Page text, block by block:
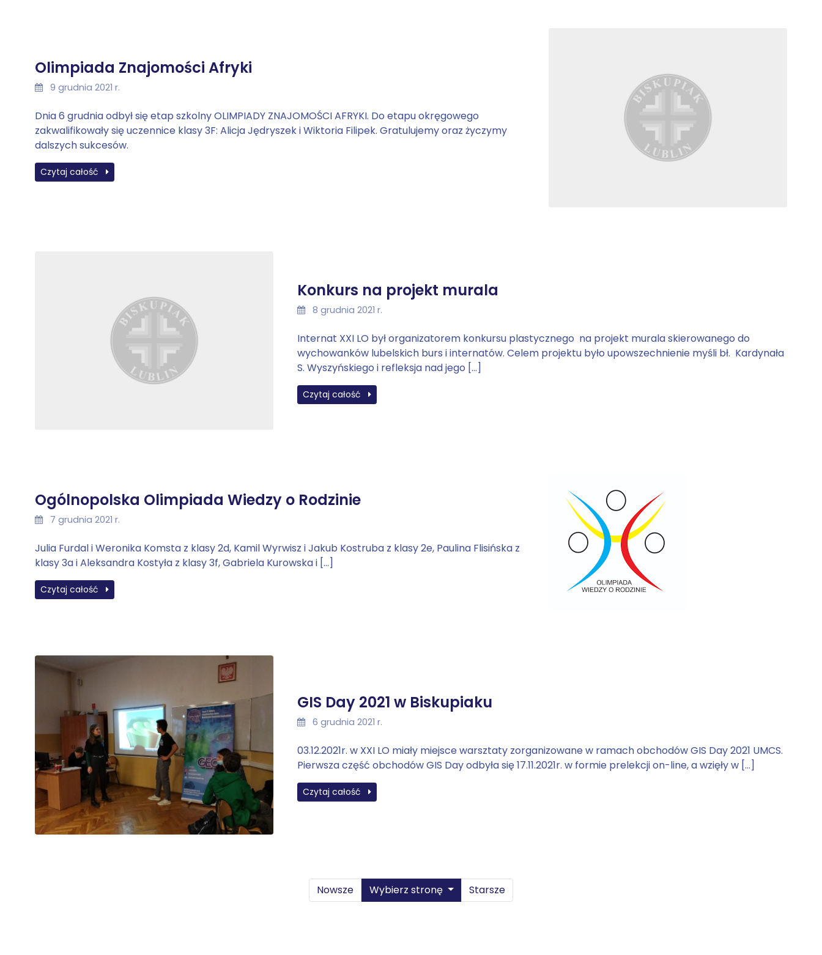
Olimpiada Znajomości Afryki
9 grudnia 2021 r.
Dnia 6 grudnia odbył się etap szkolny OLIMPIADY ZNAJOMOŚCI AFRYKI. Do etapu okręgowego
zakwalifikowały się uczennice klasy 3F: Alicja Jędryszek i Wiktoria Filipek. Gratulujemy oraz życzymy
dalszych sukcesów.
Czytaj całość
Konkurs na projekt murala
8 grudnia 2021 r.
Internat XXI LO był organizatorem konkursu plastycznego na projekt murala skierowanego do
wychowanków lubelskich burs i internatów. Celem projektu było upowszechnienie myśli bł. Kardynała
S. Wyszyńskiego i refleksja nad jego […]
Czytaj całość
Ogólnopolska Olimpiada Wiedzy o Rodzinie
7 grudnia 2021 r.
Julia Furdal i Weronika Komsta z klasy 2d, Kamil Wyrwisz i Jakub Kostruba z klasy 2e, Paulina Flisińska z
klasy 3a i Aleksandra Kostyła z klasy 3f, Gabriela Kurowska i […]
Czytaj całość
GIS Day 2021 w Biskupiaku
6 grudnia 2021 r.
03.12.2021r. w XXI LO miały miejsce warsztaty zorganizowane w ramach obchodów GIS Day 2021 UMCS.
Pierwsza część obchodów GIS Day odbyła się 17.11.2021r. w formie prelekcji on-line, a wzięły w […]
Czytaj całość
Nowsze Wybierz stronę Starsze